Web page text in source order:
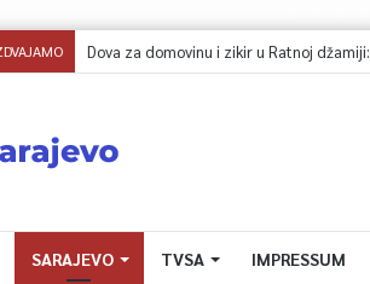
SARAJEVO TVSA IMPRESSUM